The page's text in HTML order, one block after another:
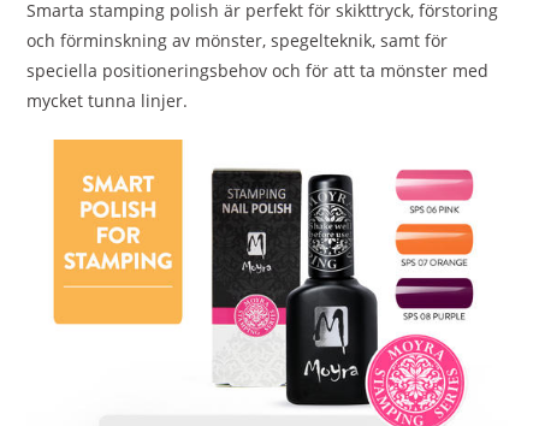
Smarta stamping polish är perfekt för skikttryck, förstoring
och förminskning av mönster, spegelteknik, samt för
speciella positioneringsbehov och för att ta mönster med
mycket tunna linjer.